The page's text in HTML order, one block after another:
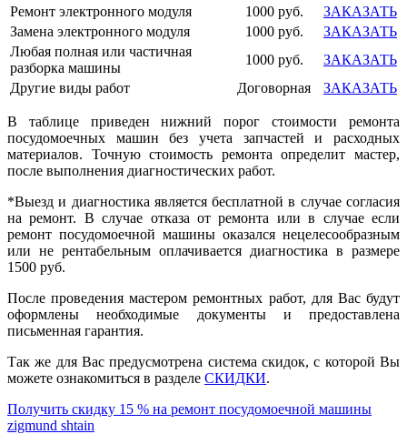
Ремонт электронного модуля
1000 руб.
ЗАКАЗАТЬ
Замена электронного модуля
1000 руб.
ЗАКАЗАТЬ
Любая полная или частичная
разборка машины
1000 руб.
ЗАКАЗАТЬ
Другие виды работ
Договорная ЗАКАЗАТЬ
В таблице приведен нижний порог стоимости ремонта
посудомоечных машин без учета запчастей и расходных
материалов. Точную стоимость ремонта определит мастер,
после выполнения диагностических работ.
*Выезд и диагностика является бесплатной в случае согласия
на ремонт. В случае отказа от ремонта или в случае если
ремонт посудомоечной машины оказался нецелесообразным
или не рентабельным оплачивается диагностика в размере
1500 руб.
После проведения мастером ремонтных работ, для Вас будут
оформлены необходимые документы и предоставлена
письменная гарантия.
Так же для Вас предусмотрена система скидок, с которой Вы
можете ознакомиться в разделе СКИДКИ.
Получить скидку 15 % на ремонт посудомоечной машины
zigmund shtain